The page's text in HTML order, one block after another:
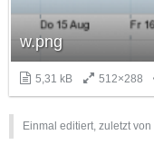
w.png
5,31 kB 512×288
Einmal editiert, zuletzt von